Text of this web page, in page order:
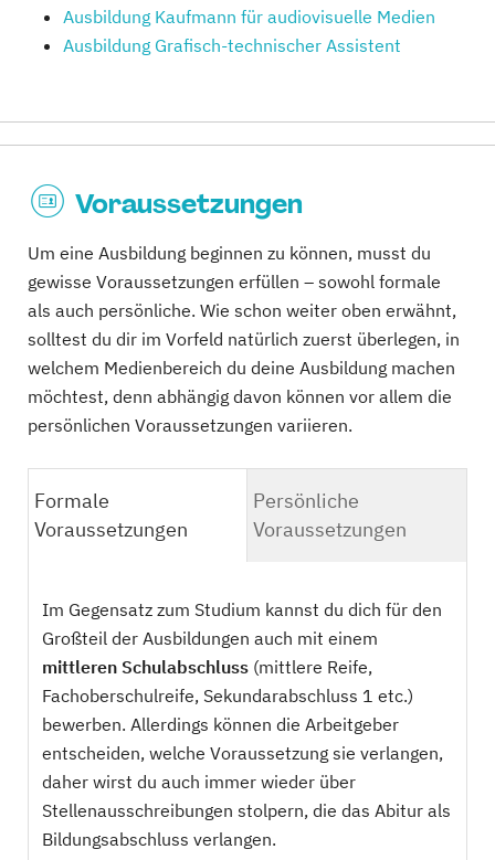
Ausbildung Kaufmann für audiovisuelle Medien
Ausbildung Grafisch-technischer Assistent
Voraussetzungen
Um eine Ausbildung beginnen zu können, musst du
gewisse Voraussetzungen erfüllen – sowohl formale
als auch persönliche. Wie schon weiter oben erwähnt,
solltest du dir im Vorfeld natürlich zuerst überlegen, in
welchem Medienbereich du deine Ausbildung machen
möchtest, denn abhängig davon können vor allem die
persönlichen Voraussetzungen variieren.
Formale
Voraussetzungen
Persönliche
Voraussetzungen
Im Gegensatz zum Studium kannst du dich für den
Großteil der Ausbildungen auch mit einem
mittleren Schulabschluss (mittlere Reife,
Fachoberschulreife, Sekundarabschluss 1 etc.)
bewerben. Allerdings können die Arbeitgeber
entscheiden, welche Voraussetzung sie verlangen,
daher wirst du auch immer wieder über
Stellenausschreibungen stolpern, die das Abitur als
Bildungsabschluss verlangen.